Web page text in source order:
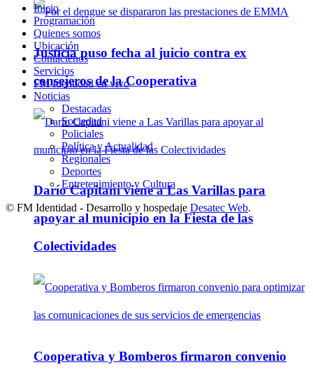
Justicia puso fecha al juicio contra ex
consejeros de la Cooperativa
Darío Capitani viene a Las Varillas para
apoyar al municipio en la Fiesta de las
Colectividades
Cooperativa y Bomberos firmaron convenio
Inicio
Programación
Quienes somos
Ubicación
Contáctenos
Servicios
FM Identidad en vivo
Noticias
Destacadas
Sociedad
Policiales
Política y Actualidad
Regionales
Deportes
Entretenimiento y Cultura
© FM Identidad - Desarrollo y hospedaje Desatec Web.